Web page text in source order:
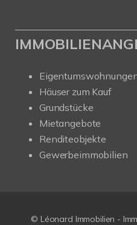
Häuser zum Kauf
Grundstücke
Mietangebote
Renditeobjekte
Gewerbeimmobilien
© Léonard Immobilien -